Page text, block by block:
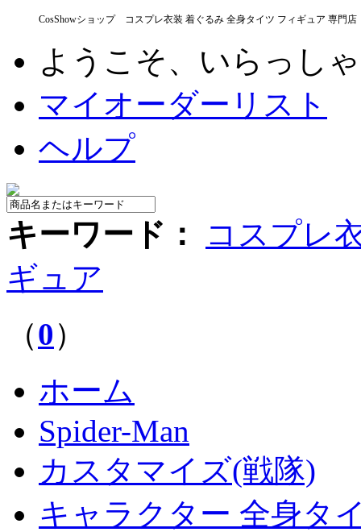
CosShowショップ コスプレ衣装 着ぐるみ 全身タイツ フィギュア 専門店
ようこそ、いらっし
マイオーダーリスト
ヘルプ
キーワード：
コスプレ
ギュア
（0）
ホーム
Spider-Man
カスタマイズ(戦隊)
キャラクター 全身タ